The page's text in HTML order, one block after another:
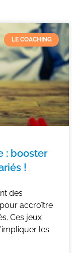
LE COACHING
: booster
!
des
accroître
Ces jeux
les